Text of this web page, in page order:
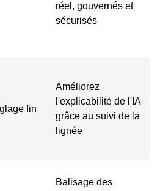
réel, gouvernés et
sécurisés
fin
Améliorez
l'explicabilité de l'IA
grâce au suivi de la
lignée
Balisage des